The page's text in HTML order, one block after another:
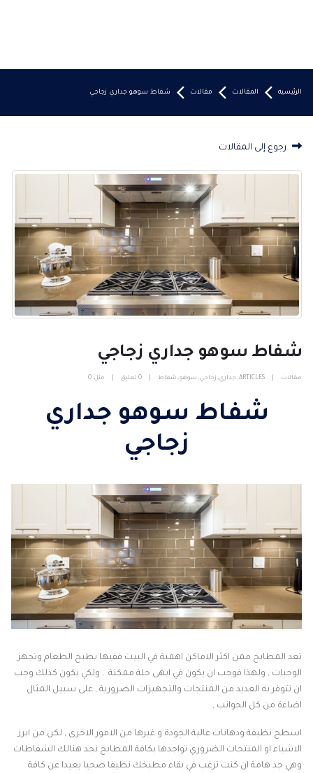
الرئيسيه المقالات مقالات شفاط سوهو جداري زجاجي
رجوع إلى المقالات
شفاط سوهو جداري زجاجي
مقالات ARTICLES
, جداري, زجاجي, سوهو, شفاط 0 تعليق مثل: 0
شفاط سوهو جداري
زجاجي
تعد المطابخ ممن اكثر الاماكن اهمية في البيت ففيها يطبخ الطعام وتجهز
الوجبات , ولهذا فوجب ان يكون في ابهى حلة ممكنة , ولكي يكون كذلك وجب
ان تتوفر به العديد من المنتجات والتجهيزات الضرورية , على سبيل المثال
اضاءة من كل الجوانب ,
اسطح نظيفة ودهانات عالية الجودة و غيرها من الامور الاخرى , لكن من ابرز
الاشياء او المنتجات الضروري تواجدها بكافة المطابخ نجد هنالك الشفاطات
وهي جد هامة ان كنت ترغب في بقاء مطبخك نظيفا صحيا بعيدا عن كافة